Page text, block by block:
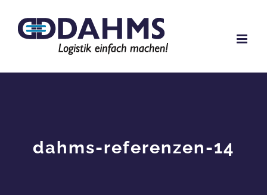
Inhalt
dahms-referenzen-14